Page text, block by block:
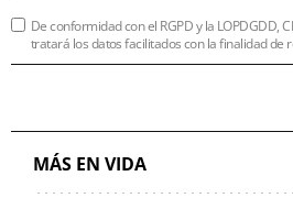
De conformidad con el RGPD y la LOPDGDD,
tratará los datos facilitados con la finalidad de
MÁS EN VIDA